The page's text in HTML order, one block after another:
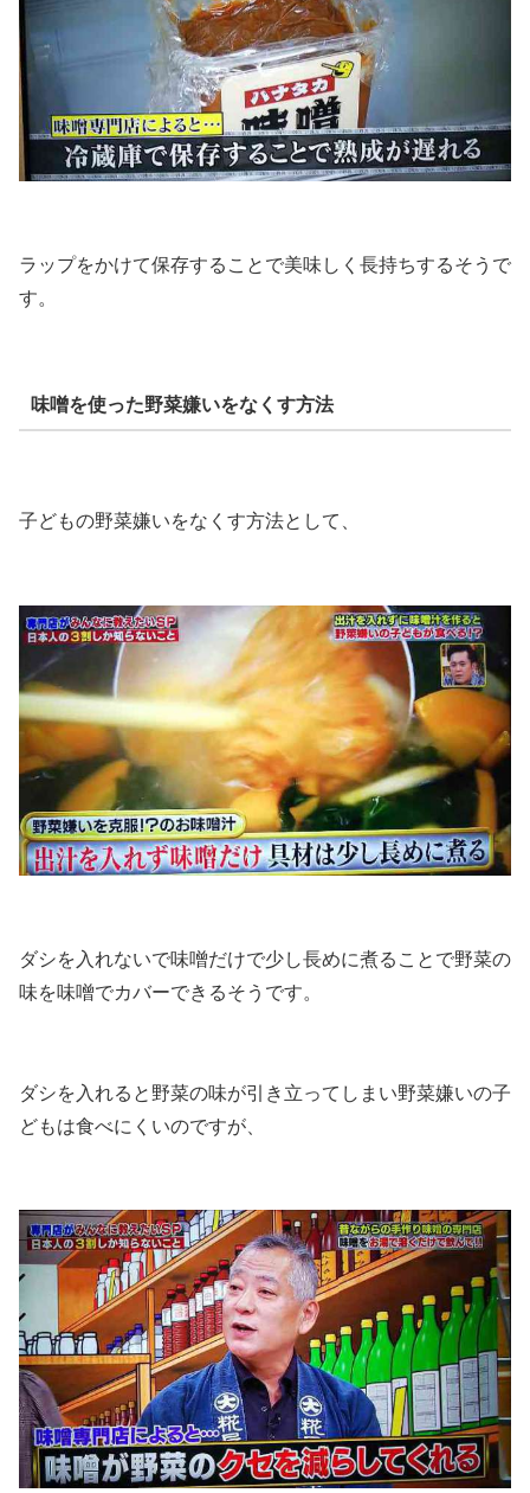
ラップをかけて保存することで美味しく長持ちするそうで
す。
味噌を使った野菜嫌いをなくす方法
子どもの野菜嫌いをなくす方法として、
ダシを入れないで味噌だけで少し長めに煮ることで野菜の
味を味噌でカバーできるそうです。
ダシを入れると野菜の味が引き立ってしまい野菜嫌いの子
どもは食べにくいのですが、